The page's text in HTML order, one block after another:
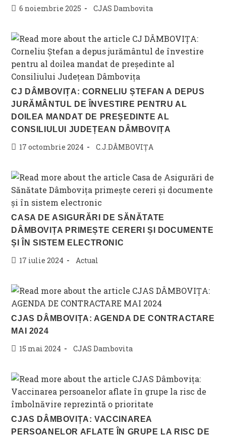
Post6 noiembrie 2025
Post
CJAS Dambovita
CJ DÂMBOVIȚA: CORNELIU ȘTEFAN A DEPUS
JURĂMÂNTUL DE ÎNVESTIRE PENTRU AL
DOILEA MANDAT DE PREȘEDINTE AL
CONSILIULUI JUDEȚEAN DÂMBOVIȚA
Post17 octombrie 2024
Post
C.J.DÂMBOVIȚA
CASA DE ASIGURĂRI DE SĂNĂTATE
DÂMBOVIȚA PRIMEȘTE CERERI ȘI DOCUMENTE
ȘI ÎN SISTEM ELECTRONIC
Post17 iulie 2024
Post
Actual
CJAS DÂMBOVIȚA: AGENDA DE CONTRACTARE
MAI 2024
Post15 mai 2024
Post
CJAS Dambovita
CJAS DÂMBOVIȚA: VACCINAREA
PERSOANELOR AFLATE ÎN GRUPE LA RISC DE